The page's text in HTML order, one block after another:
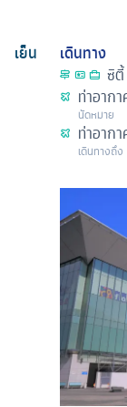
เย็น
เดินทาง
ซิตี้
ท่าอาก
นัดหมาย
ท่าอาก
เดินทางถึง